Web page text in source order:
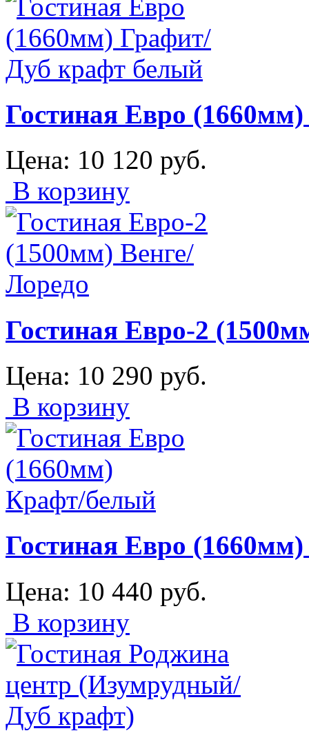
Гостиная Евро
Цена: 10 120 руб.
В корзину
Гостиная Евро-2
Цена: 10 290 руб.
В корзину
Гостиная Евро
Цена: 10 440 руб.
В корзину